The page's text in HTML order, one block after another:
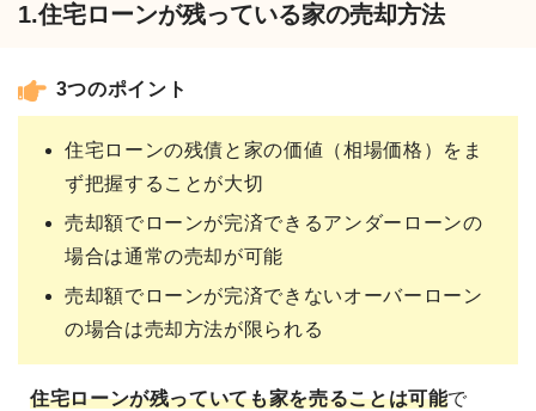
1.住宅ローンが残っている家の売却方法
3つのポイント
住宅ローンの残債と家の価値（相場価格）をま
ず把握することが大切
売却額でローンが完済できるアンダーローンの
場合は通常の売却が可能
売却額でローンが完済できないオーバーローン
の場合は売却方法が限られる
住宅ローンが残っていても家を売ることは可能で